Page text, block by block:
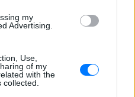
my
Advertising.
Use,
of my
with the